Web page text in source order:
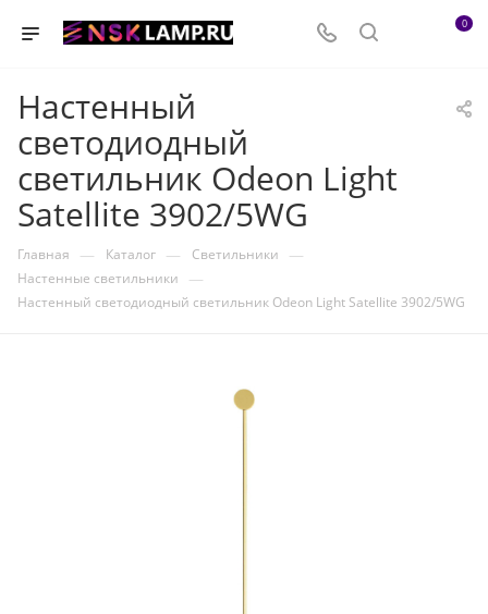
0
Настенный
светодиодный
светильник Odeon Light
Satellite 3902/5WG
Главная — Каталог — Светильники —
Настенные светильники —
Настенный светодиодный светильник Odeon Light Satellite 3902/5WG